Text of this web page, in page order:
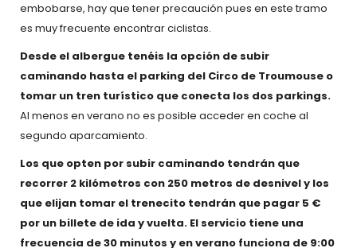
embobarse, hay que tener precaución pues en este tramo
es muy frecuente encontrar ciclistas.
Desde el albergue tenéis la opción de subir
caminando hasta el parking del Circo de Troumouse o
tomar un tren turístico que conecta los dos parkings.
Al menos en verano no es posible acceder en coche al
segundo aparcamiento.
Los que opten por subir caminando tendrán que
recorrer 2 kilómetros con 250 metros de desnivel y los
que elijan tomar el trenecito tendrán que pagar 5 €
por un billete de ida y vuelta. El servicio tiene una
frecuencia de 30 minutos y en verano funciona de 9:00